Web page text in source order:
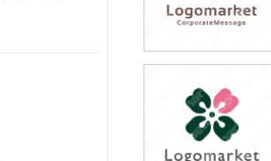
49,800円
(税込54,780円)